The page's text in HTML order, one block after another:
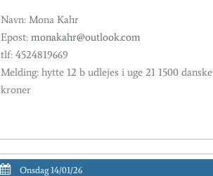
Navn: Mona Kahr
Epost: monakahr@outlook.com
tlf: 4524819669
Melding: hytte 12 b udlejes i uge 21 1500 danske
kroner
Onsdag 14/01/26